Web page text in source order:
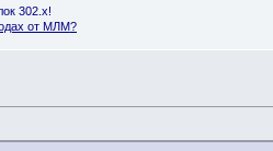
302.x!
от МЛМ?